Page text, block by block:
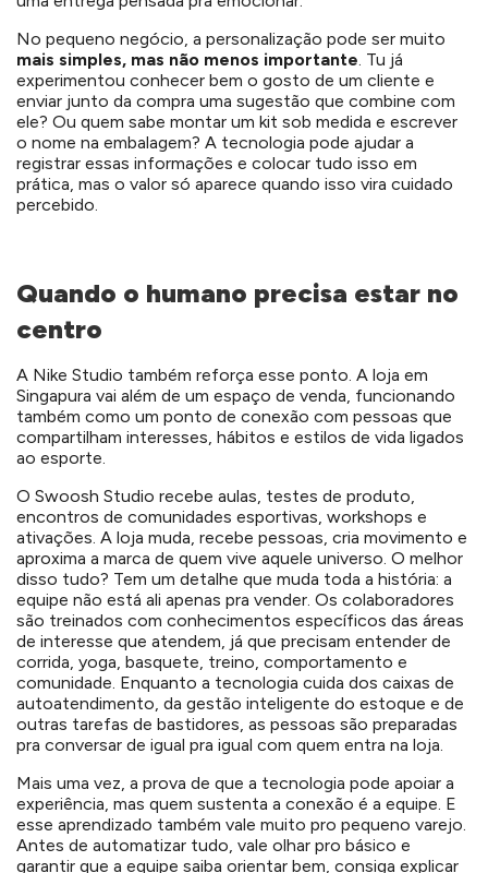
No pequeno negócio, a personalização pode ser muito
mais simples, mas não menos importante . Tu já
experimentou conhecer bem o gosto de um cliente e
enviar junto da compra uma sugestão que combine com
ele? Ou quem sabe montar um kit sob medida e escrever
o nome na embalagem? A tecnologia pode ajudar a
registrar essas informações e colocar tudo isso em
prática, mas o valor só aparece quando isso vira cuidado
percebido.
Quando o humano precisa estar no
centro
A Nike Studio também reforça esse ponto. A loja em
Singapura vai além de um espaço de venda, funcionando
também como um ponto de conexão com pessoas que
compartilham interesses, hábitos e estilos de vida ligados
ao esporte.
O Swoosh Studio recebe aulas, testes de produto,
encontros de comunidades esportivas, workshops e
ativações. A loja muda, recebe pessoas, cria movimento e
aproxima a marca de quem vive aquele universo. O melhor
disso tudo? Tem um detalhe que muda toda a história: a
equipe não está ali apenas pra vender. Os colaboradores
são treinados com conhecimentos específicos das áreas
de interesse que atendem, já que precisam entender de
corrida, yoga, basquete, treino, comportamento e
comunidade. Enquanto a tecnologia cuida dos caixas de
autoatendimento, da gestão inteligente do estoque e de
outras tarefas de bastidores, as pessoas são preparadas
pra conversar de igual pra igual com quem entra na loja.
Mais uma vez, a prova de que a tecnologia pode apoiar a
experiência, mas quem sustenta a conexão é a equipe. E
esse aprendizado também vale muito pro pequeno varejo.
Antes de automatizar tudo, vale olhar pro básico e
garantir que a equipe saiba orientar bem, consiga explicar